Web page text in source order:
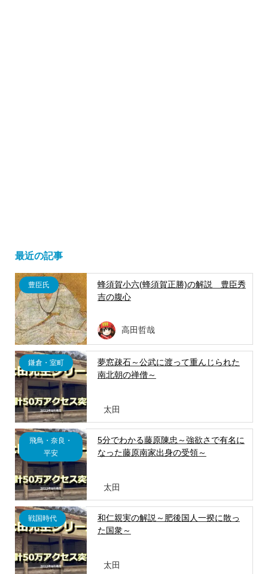
最近の記事
豊臣氏
蜂須賀小六(蜂須賀正勝)の解説 豊臣秀
吉の腹心
高田哲哉
鎌倉・室町
夢窓疎石～公武に渡って重んじられた
南北朝の禅僧～
太田
飛鳥・奈良・
平安
5分でわかる藤原陳忠～強欲さで有名に
なった藤原南家出身の受領～
太田
戦国時代
和仁親実の解説～肥後国人一揆に散っ
た国衆～
太田